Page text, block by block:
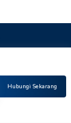
Hubungi Sekarang